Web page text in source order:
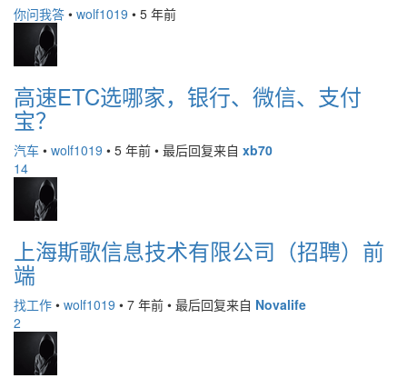
你问我答 • wolf1019 • 5 年前
高速ETC选哪家，银行、微信、支付
宝？
汽车 • wolf1019 • 5 年前 • 最后回复来自 xb70
14
上海斯歌信息技术有限公司（招聘）前
端
找工作 • wolf1019 • 7 年前 • 最后回复来自 Novalife
2